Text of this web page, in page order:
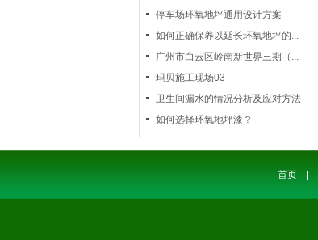
停车场环氧地坪通用设计方案
如何正确保养以延长环氧地坪的...
广州市白云区岭南新世界三期（...
玛贝施工现场03
卫生间漏水的情况分析及应对方法
如何选择环氧地坪漆？
首页